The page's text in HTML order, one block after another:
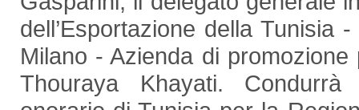
dell’Esportazione della Tunisia
Milano - Azienda di
Thouraya Khayati.